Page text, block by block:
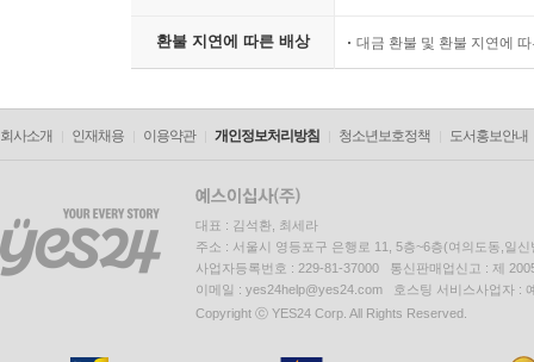
환불 지연에 따른 배상 대금 환불 및 환불 지연에
회사소개 인재채용 이용약관 개인정보처리방침 청소년보호정책 도서홍보안내
대표 : 김석환, 최세라
주소 : 서울시 영등포구 은행로 11, 5층~6층(여의도동,일신
사업자등록번호 : 229-81-37000 통신판매업신고 : 제
이메일 : yes24help@yes24.com 호스팅 서비스사업자 :
Copyright ⓒ YES24 Corp. All Rights Reserved.